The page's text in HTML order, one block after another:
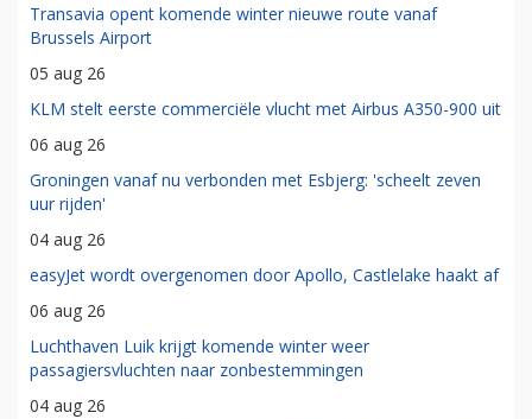
Transavia opent komende winter nieuwe route vanaf
Brussels Airport
05 aug 26
KLM stelt eerste commerciële vlucht met Airbus A350-900 uit
06 aug 26
Groningen vanaf nu verbonden met Esbjerg: 'scheelt zeven
uur rijden'
04 aug 26
easyJet wordt overgenomen door Apollo, Castlelake haakt af
06 aug 26
Luchthaven Luik krijgt komende winter weer
passagiersvluchten naar zonbestemmingen
04 aug 26